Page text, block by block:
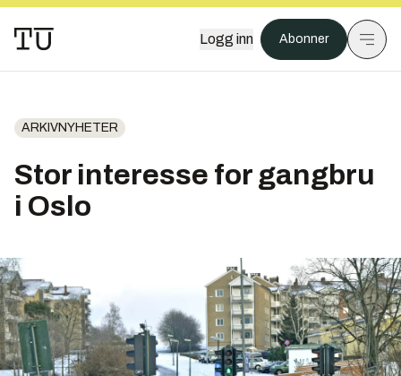
Logg inn Abonner
ARKIVNYHETER
Stor interesse for gangbru
i Oslo